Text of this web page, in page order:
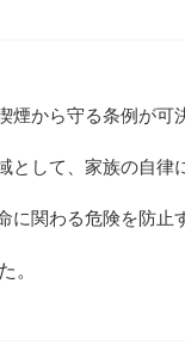
煙から守る条例が可
として、家族の自律
に関わる危険を防止
。